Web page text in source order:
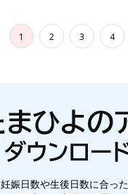
1 2 3 4
妊娠日数や生後日数に合っ